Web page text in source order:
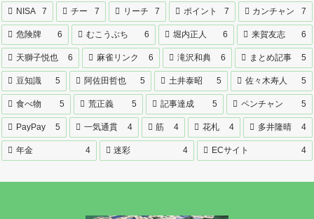
NISA 7 チー 7 リーチ 7 ポイント 7 カンチャン 7
危険牌 6 むこうぶち 6 堀内正人 6 来賀友志 6
天獅子悦也 6 麻雀リンク 6 滝沢和典 6 まとめ記事 5
豆知識 5 阿佐田哲也 5 土井泰昭 5 佐々木寿人 5
食べ物 5 荒正義 5 記事達成 5 ペンチャン 5
PayPay 5 一気通貫 4 筋 4 花札 4 多井隆晴 4
年金 4 迷彩 4 ECサイト 4